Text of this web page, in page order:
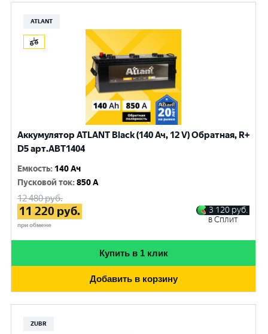
ATLANT
Аккумулятор ATLANT Black (140 Ач, 12 V) Обратная, R+
D5 арт.ABT1404
Емкость: 140 Ач
Пусковой ток:850 A
12 480руб.
11 220 руб.
при обмене
3 120 руб.
в Сплит
Купить в 1 клик
Добавить в корзину
ZUBR